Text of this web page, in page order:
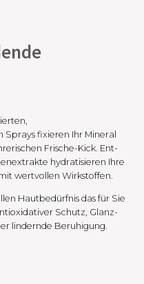
fixieren Ihr Mineral
Frische-Kick. Ent-
hydratisieren Ihre
wertvollen Wirkstoffen.
Hautbedürfnis das für Sie
Schutz, Glanz-
lindernde Beruhigung.